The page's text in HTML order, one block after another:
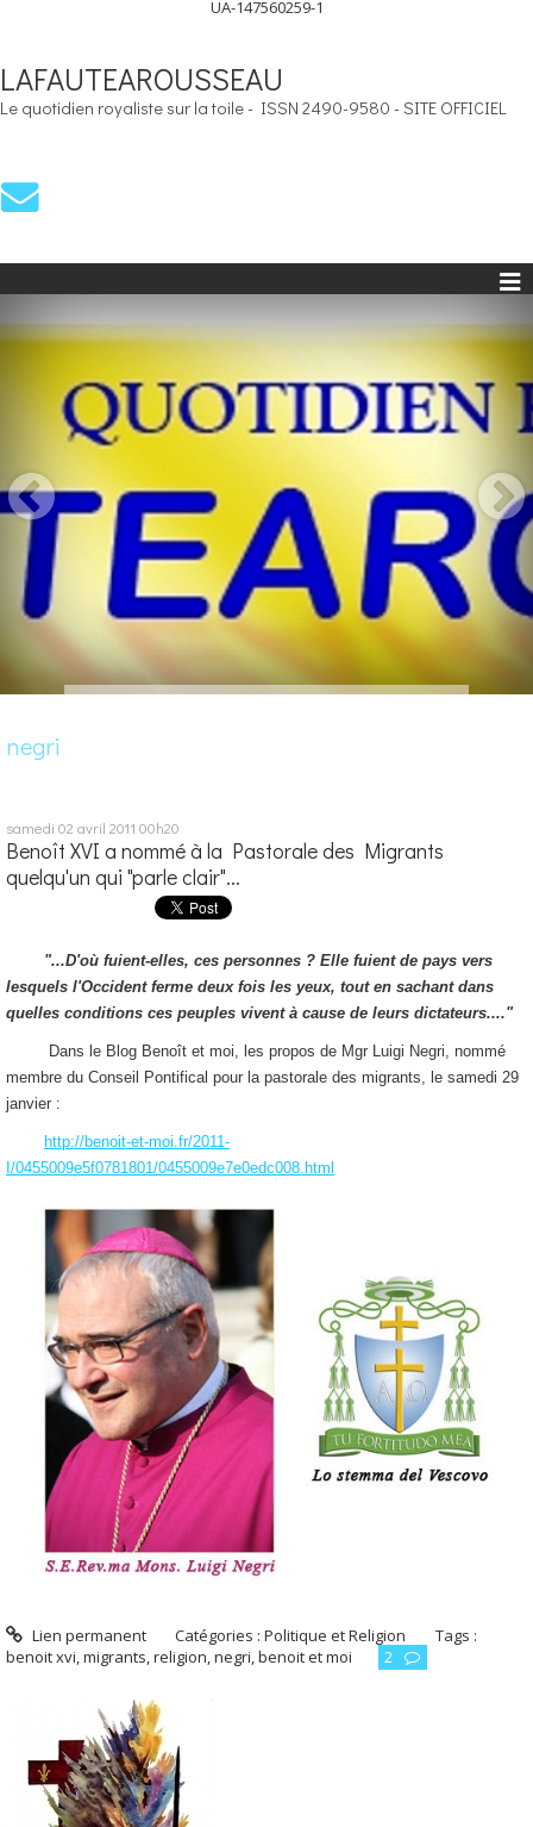
UA-147560259-1
LAFAUTEAROUSSEAU
Le quotidien royaliste sur la toile - ISSN 2490-9580 - SITE OFFICIEL
negri
samedi 02 avril 2011 00h20
Benoît XVI a nommé à la Pastorale des Migrants
quelqu'un qui "parle clair"...
"...D'où fuient-elles, ces personnes ? Elle fuient de pays vers
lesquels l'Occident ferme deux fois les yeux, tout en sachant dans
quelles conditions ces peuples vivent à cause de leurs dictateurs...."
Dans le Blog Benoît et moi, les propos de Mgr Luigi Negri, nommé
membre du Conseil Pontifical pour la pastorale des migrants, le samedi 29
janvier :
http://benoit-et-moi.fr/2011-
I/0455009e5f0781801/0455009e7e0edc008.html
Lien permanent Catégories :Politique et Religion
Tags :
benoit xvi,migrants,religion,negri,benoit et moi 2